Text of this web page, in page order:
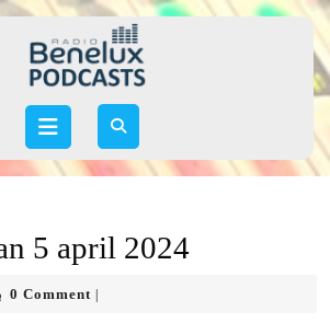
Open
5 april 2024
0 Comment